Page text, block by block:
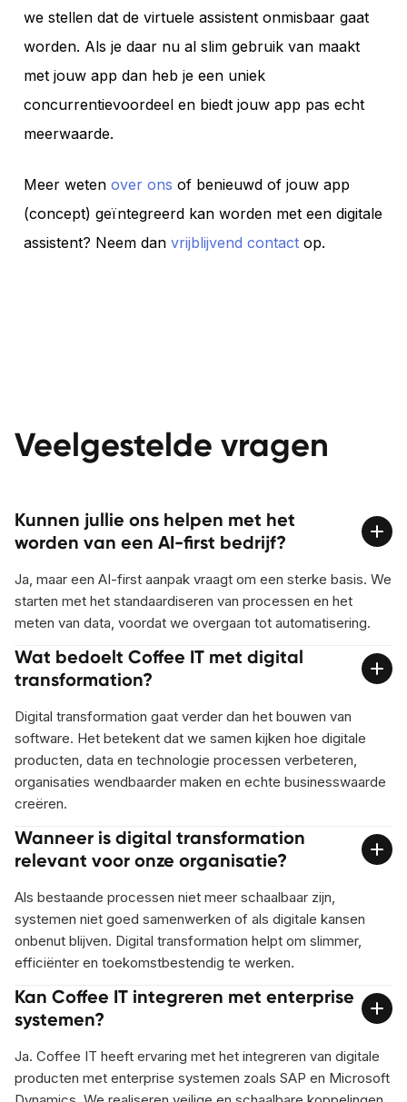
we stellen dat de virtuele assistent onmisbaar gaat
worden. Als je daar nu al slim gebruik van maakt
met jouw app dan heb je een uniek
concurrentievoordeel en biedt jouw app pas echt
meerwaarde.
Meer weten over ons of benieuwd of jouw app
(concept) geïntegreerd kan worden met een digitale
assistent? Neem dan vrijblijvend contact op.
Veelgestelde vragen
Kunnen jullie ons helpen met het
worden van een AI-first bedrijf?
Ja, maar een AI-first aanpak vraagt om een sterke basis. We
starten met het standaardiseren van processen en het
meten van data, voordat we overgaan tot automatisering.
Wat bedoelt Coffee IT met digital
transformation?
Digital transformation gaat verder dan het bouwen van
software. Het betekent dat we samen kijken hoe digitale
producten, data en technologie processen verbeteren,
organisaties wendbaarder maken en echte businesswaarde
creëren.
Wanneer is digital transformation
relevant voor onze organisatie?
Als bestaande processen niet meer schaalbaar zijn,
systemen niet goed samenwerken of als digitale kansen
onbenut blijven. Digital transformation helpt om slimmer,
efficiënter en toekomstbestendig te werken.
Kan Coffee IT integreren met enterprise
systemen?
Ja. Coffee IT heeft ervaring met het integreren van digitale
producten met enterprise systemen zoals SAP en Microsoft